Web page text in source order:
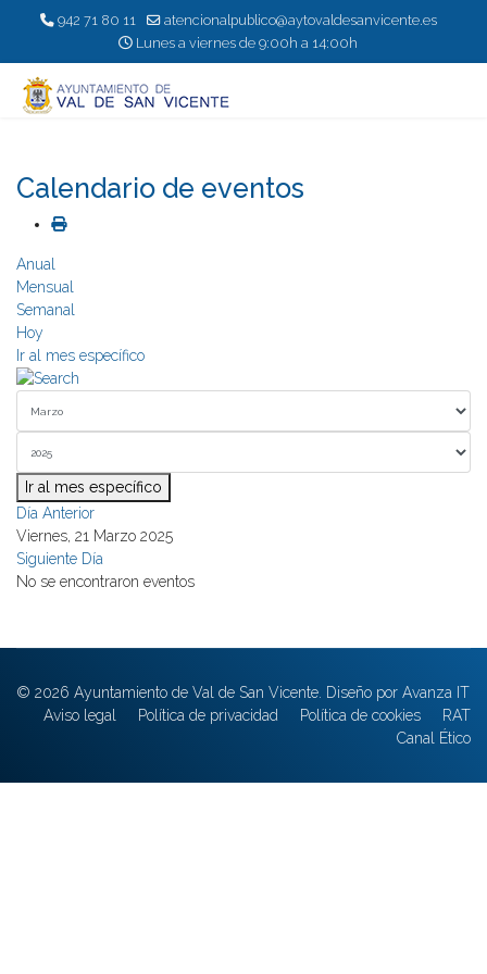
942 71 80 11
atencionalpublico@aytovaldesanvicente.es
Lunes a viernes de 9:00h a 14:00h
Calendario de eventos
Anual
Mensual
Semanal
Hoy
Ir al mes específico
Ir al mes específico
Día Anterior
Viernes, 21 Marzo 2025
Siguiente Día
No se encontraron eventos
© 2026 Ayuntamiento de Val de San Vicente. Diseño por Avanza IT
Aviso legal
Política de privacidad Política de cookies
RAT
Canal Ético